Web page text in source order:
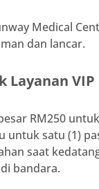
Medical
dan lancar.
Layanan
RM250
untuk satu (1)
saat
bandara.